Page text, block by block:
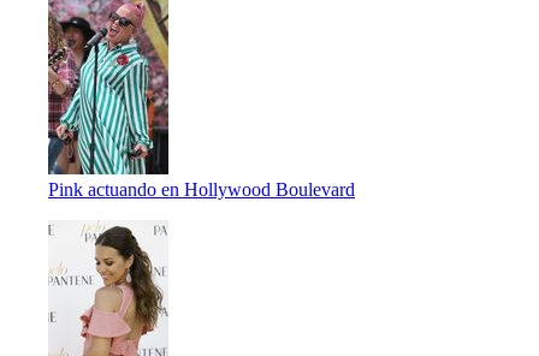
Pink actuando en Hollywood Boulevard